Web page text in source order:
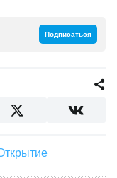
Подписаться
#Открытие